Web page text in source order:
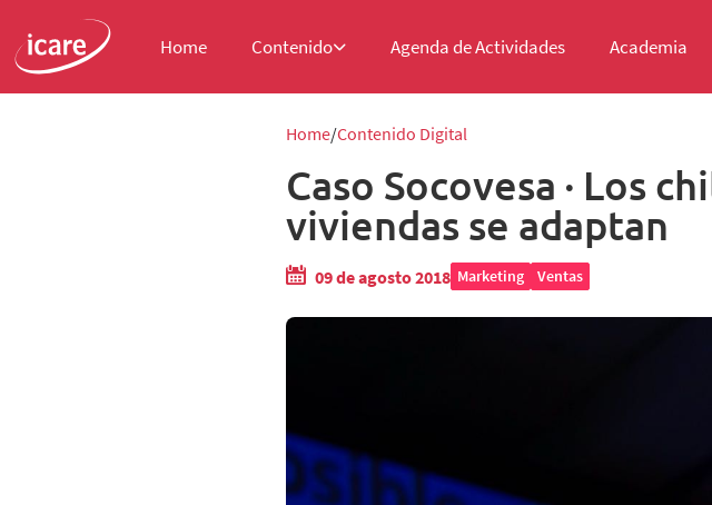
Home Contenido Agenda de Actividades Academia
Home Contenido Digital
Caso Socovesa · Los
viviendas se adaptan
09 de agosto 2018 Marketing Ventas